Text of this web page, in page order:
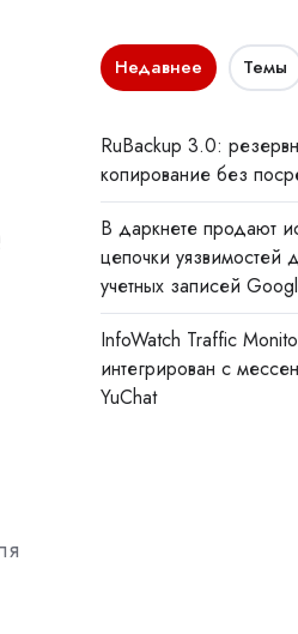
Недавнее Темы
RuBackup 3.0:
копирование без
В даркнете продают
цепочки уязвимостей
учетных записей
InfoWatch Traffic
интегрирован с
YuChat